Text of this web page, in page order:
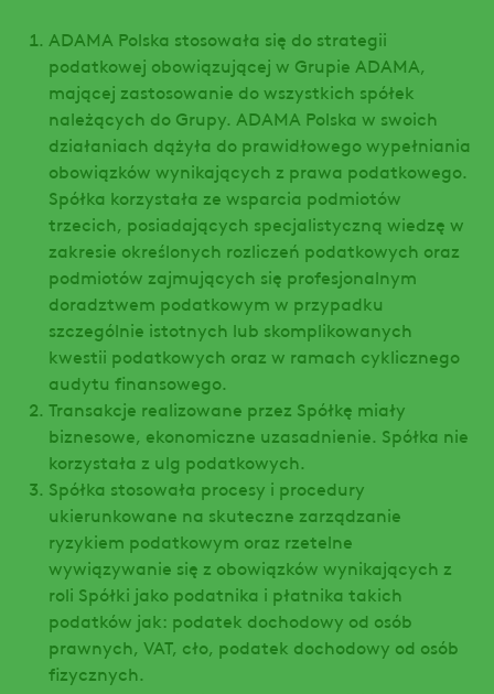
ADAMA Polska stosowała się do strategii
podatkowej obowiązującej w Grupie ADAMA,
mającej zastosowanie do wszystkich spółek
należących do Grupy. ADAMA Polska w swoich
działaniach dążyła do prawidłowego wypełniania
obowiązków wynikających z prawa podatkowego.
Spółka korzystała ze wsparcia podmiotów
trzecich, posiadających specjalistyczną wiedzę w
zakresie określonych rozliczeń podatkowych oraz
podmiotów zajmujących się profesjonalnym
doradztwem podatkowym w przypadku
szczególnie istotnych lub skomplikowanych
kwestii podatkowych oraz w ramach cyklicznego
audytu finansowego.
Transakcje realizowane przez Spółkę miały
biznesowe, ekonomiczne uzasadnienie. Spółka nie
korzystała z ulg podatkowych.
Spółka stosowała procesy i procedury
ukierunkowane na skuteczne zarządzanie
ryzykiem podatkowym oraz rzetelne
wywiązywanie się z obowiązków wynikających z
roli Spółki jako podatnika i płatnika takich
podatków jak: podatek dochodowy od osób
prawnych, VAT, cło, podatek dochodowy od osób
fizycznych.